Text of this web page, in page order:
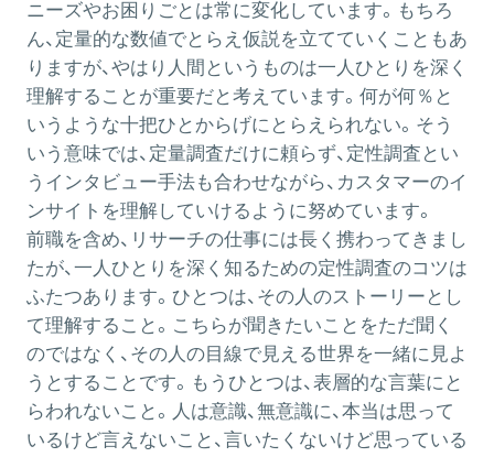
ニーズやお困りごとは常に変化しています。もちろ
ん、定量的な数値でとらえ仮説を立てていくこともあ
りますが、やはり人間というものは一人ひとりを深く
理解することが重要だと考えています。何が何％と
いうような十把ひとからげにとらえられない。そう
いう意味では、定量調査だけに頼らず、定性調査とい
うインタビュー手法も合わせながら、カスタマーのイ
ンサイトを理解していけるように努めています。
前職を含め、リサーチの仕事には長く携わってきまし
たが、一人ひとりを深く知るための定性調査のコツは
ふたつあります。ひとつは、その人のストーリーとし
て理解すること。こちらが聞きたいことをただ聞く
のではなく、その人の目線で見える世界を一緒に見よ
うとすることです。もうひとつは、表層的な言葉にと
らわれないこと。人は意識、無意識に、本当は思って
いるけど言えないこと、言いたくないけど思っている